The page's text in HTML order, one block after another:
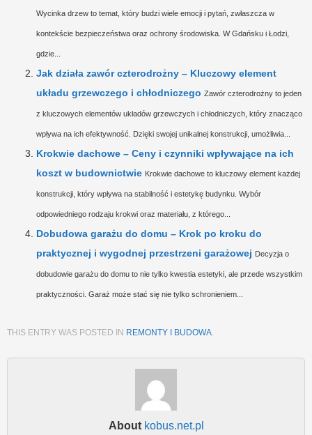
Wycinka drzew to temat, który budzi wiele emocji i pytań, zwłaszcza w
kontekście bezpieczeństwa oraz ochrony środowiska. W Gdańsku i Łodzi,
gdzie...
Jak działa zawór czterodrożny – Kluczowy element
układu grzewczego i chłodniczego Zawór czterodrożny to jeden
z kluczowych elementów układów grzewczych i chłodniczych, który znacząco
wpływa na ich efektywność. Dzięki swojej unikalnej konstrukcji, umożliwia...
Krokwie dachowe – Ceny i czynniki wpływające na ich
koszt w budownictwie Krokwie dachowe to kluczowy element każdej
konstrukcji, który wpływa na stabilność i estetykę budynku. Wybór
odpowiedniego rodzaju krokwi oraz materiału, z którego...
Dobudowa garażu do domu – Krok po kroku do
praktycznej i wygodnej przestrzeni garażowej Decyzja o
dobudowie garażu do domu to nie tylko kwestia estetyki, ale przede wszystkim
praktyczności. Garaż może stać się nie tylko schronieniem...
THIS ENTRY WAS POSTED IN REMONTY I BUDOWA.
About kobus.net.pl